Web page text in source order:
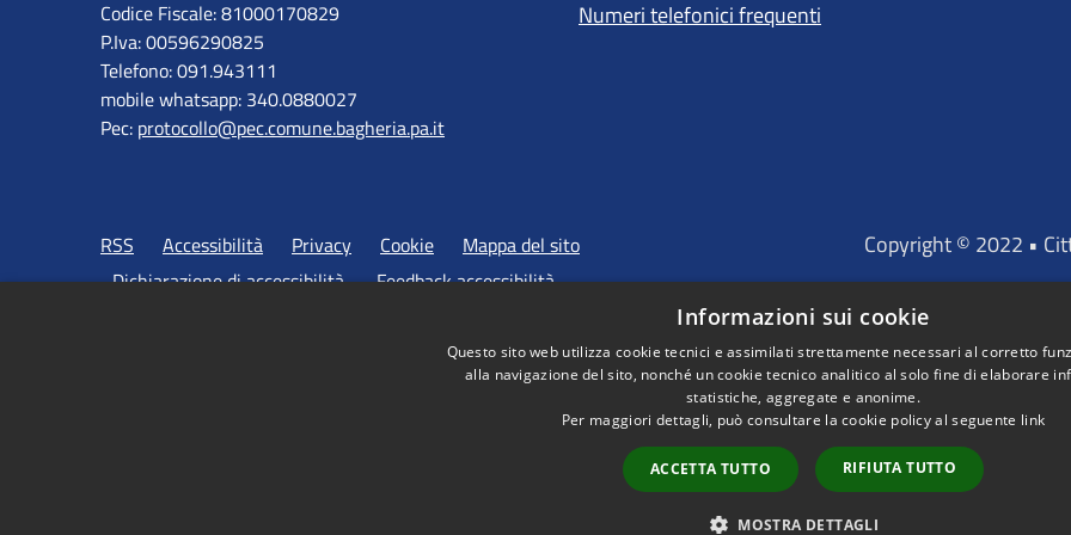
Codice Fiscale: 81000170829
P.Iva: 00596290825
Telefono: 091.943111
mobile whatsapp: 340.0880027
Pec: protocollo@pec.comune.bagheria.pa.it
Numeri telefonici frequenti
RSS Accessibilità Privacy Cookie
Mappa del sito
Dichiarazione di accessibilità
Feedback accessibilità
Copyright © 2022 •
"Portale
D'INVESTIMENTO
Informazioni sui cookie
Questo sito web utilizza cookie tecnici e assimilati strettamente necessari al corretto
alla navigazione del sito, nonché un cookie tecnico analitico al solo fine di elaborare
statistiche, aggregate e anonime.
Per maggiori dettagli, può consultare la cookie policy al seguente link
ACCETTA TUTTO RIFIUTA TUTTO
MOSTRA DETTAGLI